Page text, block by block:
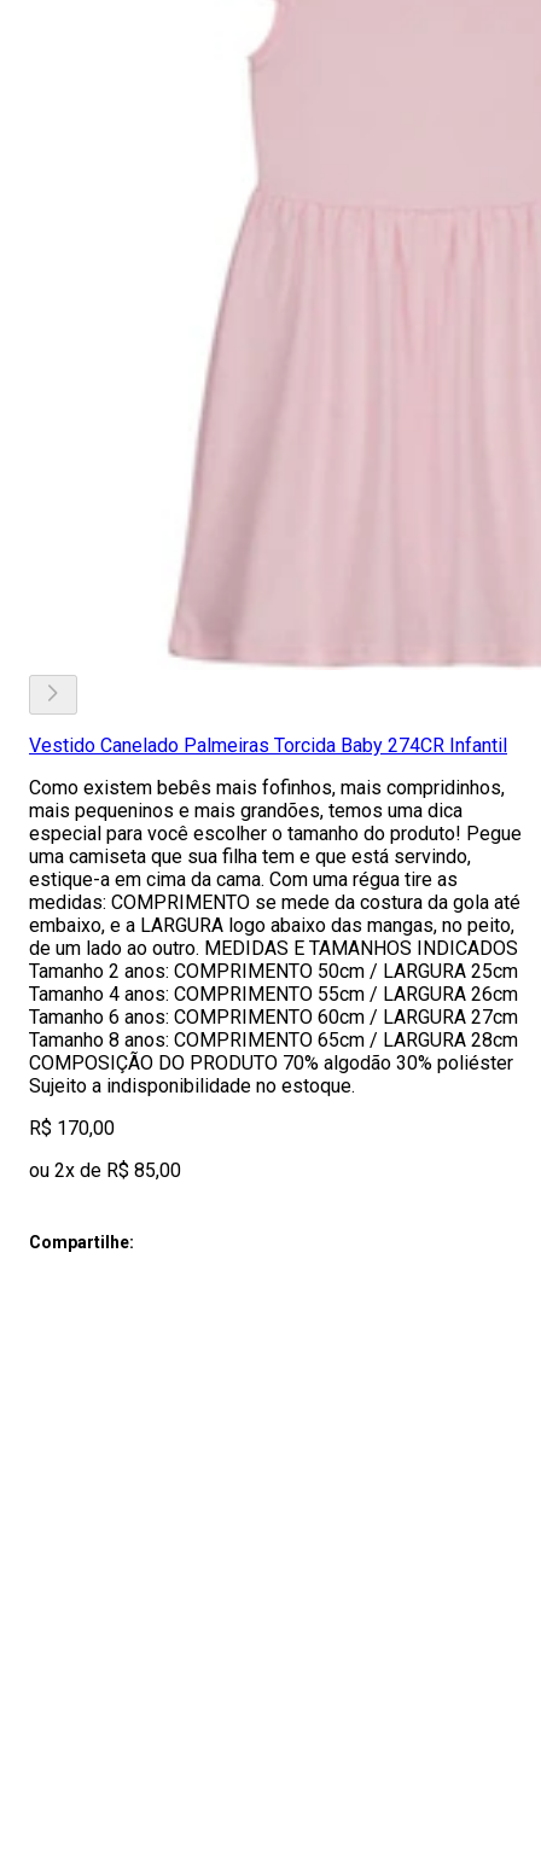
Vestido Canelado Palmeiras Torcida Baby 274CR Infantil
Como existem bebês mais fofinhos, mais compridinhos,
mais pequeninos e mais grandões, temos uma dica
especial para você escolher o tamanho do produto! Pegue
uma camiseta que sua filha tem e que está servindo,
estique-a em cima da cama. Com uma régua tire as
medidas: COMPRIMENTO se mede da costura da gola até
embaixo, e a LARGURA logo abaixo das mangas, no peito,
de um lado ao outro. MEDIDAS E TAMANHOS INDICADOS
Tamanho 2 anos: COMPRIMENTO 50cm / LARGURA 25cm
Tamanho 4 anos: COMPRIMENTO 55cm / LARGURA 26cm
Tamanho 6 anos: COMPRIMENTO 60cm / LARGURA 27cm
Tamanho 8 anos: COMPRIMENTO 65cm / LARGURA 28cm
COMPOSIÇÃO DO PRODUTO 70% algodão 30% poliéster
Sujeito a indisponibilidade no estoque.
R$ 170,00
ou 2x de R$ 85,00
Compartilhe: